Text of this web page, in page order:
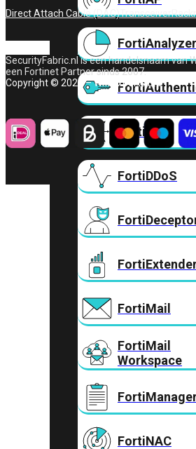
FortiAnalyzer
FortiADC
FortiDDoS
FortiMail
FortiMail
Workspace
FortiNAC
Direct Attach Cable (DAC)Transceiver
SecurityFabric.nl is een handelsnaam van
een Fortinet Partner sinds 2007.
Copyright © 2026 – Wifi Experts B.V.